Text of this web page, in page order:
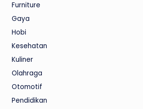
Furniture
Gaya
Hobi
Kesehatan
Kuliner
Olahraga
Otomotif
Pendidikan